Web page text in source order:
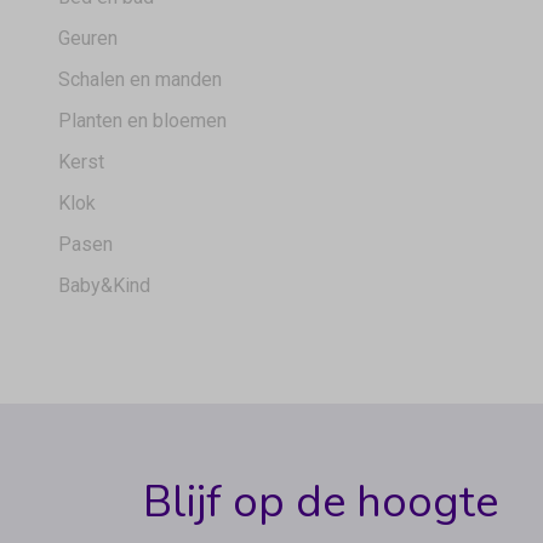
Geuren
Schalen en manden
Planten en bloemen
Kerst
Klok
Pasen
Baby&Kind
Blijf op de hoogte